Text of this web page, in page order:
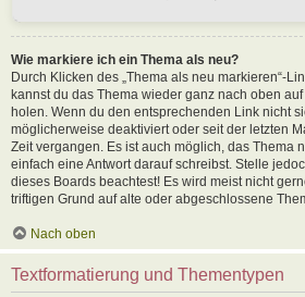
Wie markiere ich ein Thema als neu?
Durch Klicken des „Thema als neu markieren“-
kannst du das Thema wieder ganz nach oben
holen. Wenn du den entsprechenden Link nicht
möglicherweise deaktiviert oder seit der letzten
Zeit vergangen. Es ist auch möglich, das Thema
einfach eine Antwort darauf schreibst. Stelle
dieses Boards beachtest! Es wird meist nicht
triftigen Grund auf alte oder abgeschlossene
Nach oben
Textformatierung und Thementypen